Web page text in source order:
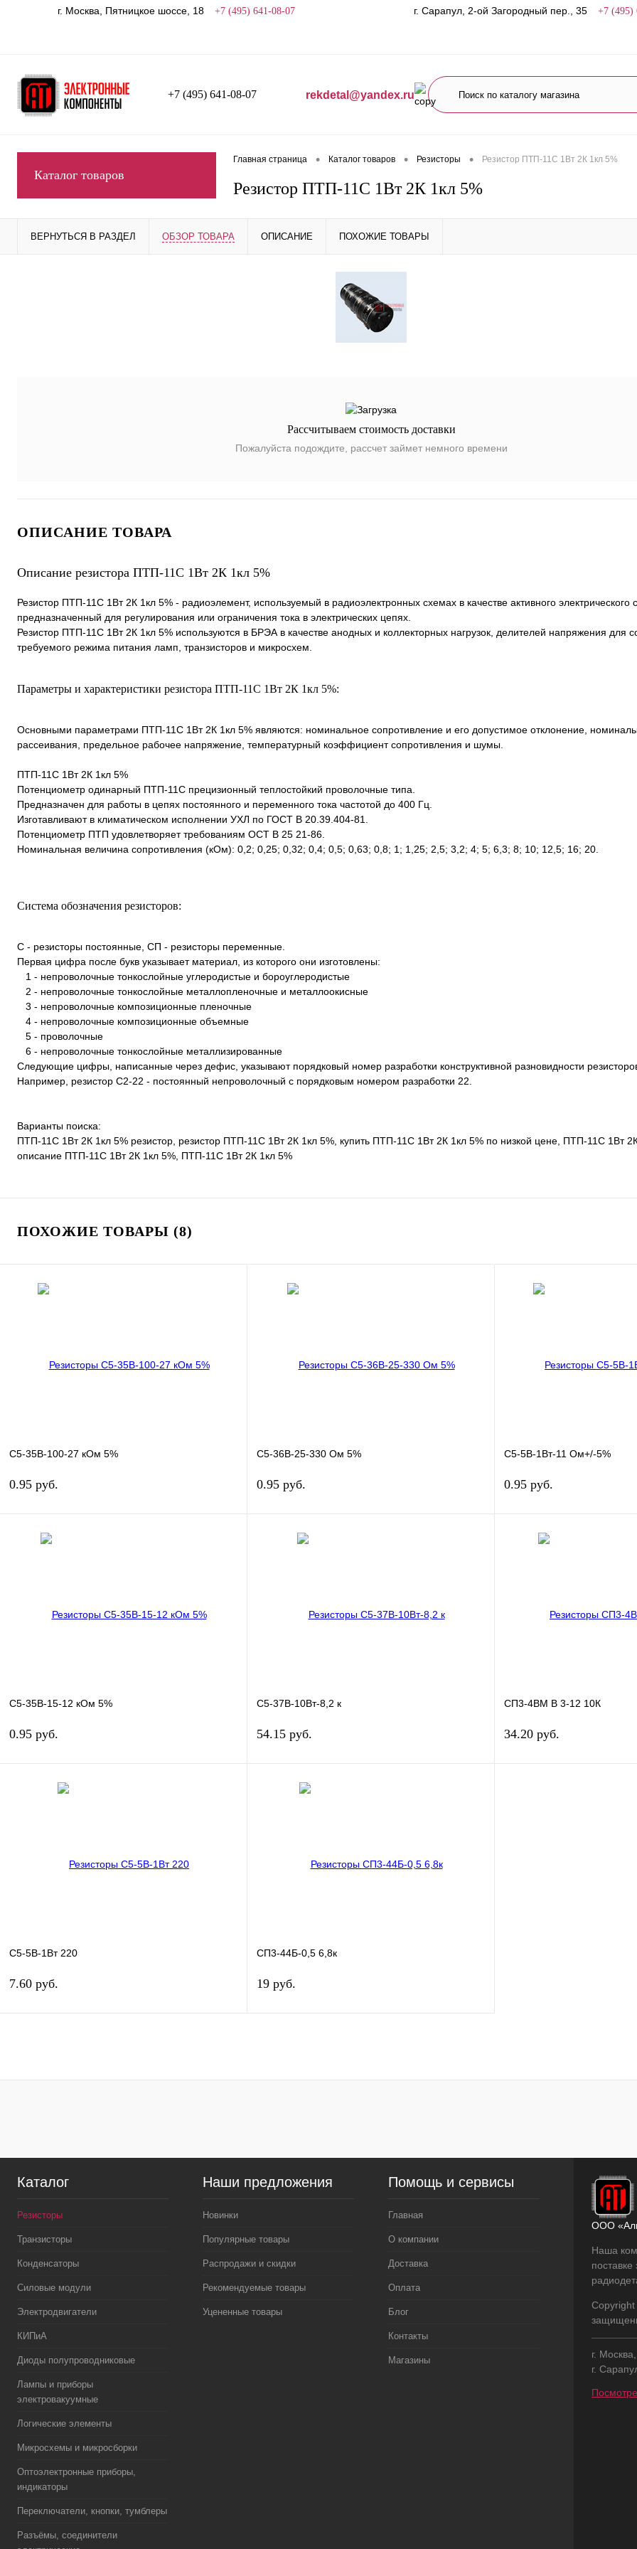
г. Москва, Пятницкое шоссе, 18 +7 (495) 641-08-07 г. Сарапул, 2-ой Загородный пер., 35 +7 (495)
+7 (495) 641-08-07 rekdetal@yandex.ru
Каталог товаров
Главная страница • Каталог товаров • Резисторы • Резистор ПТП-11С 1Вт 2К 1кл 5%
Резистор ПТП-11С 1Вт 2К 1кл 5%
ВЕРНУТЬСЯ В РАЗДЕЛ ОБЗОР ТОВАРА ОПИСАНИЕ ПОХОЖИЕ ТОВАРЫ
Рассчитываем стоимость доставки
Пожалуйста подождите, рассчет займет немного времени
ОПИСАНИЕ ТОВАРА
Описание резистора ПТП-11С 1Вт 2К 1кл 5%
Резистор ПТП-11С 1Вт 2К 1кл 5% - радиоэлемент, используемый в радиоэлектронных схемах в качестве активного электрического
предназначенный для регулирования или ограничения тока в электрических цепях.
Резистор ПТП-11С 1Вт 2К 1кл 5% используются в БРЭА в качестве анодных и коллекторных нагрузок, делителей напряжения для
требуемого режима питания ламп, транзисторов и микросхем.
Параметры и характеристики резистора ПТП-11С 1Вт 2К 1кл 5%:
Основными параметрами ПТП-11С 1Вт 2К 1кл 5% являются: номинальное сопротивление и его допустимое отклонение,
рассеивания, предельное рабочее напряжение, температурный коэффициент сопротивления и шумы.
ПТП-11С 1Вт 2К 1кл 5%
Потенциометр одинарный ПТП-11С прецизионный теплостойкий проволочные типа.
Предназначен для работы в цепях постоянного и переменного тока частотой до 400 Гц.
Изготавливают в климатическом исполнении УХЛ по ГОСТ В 20.39.404-81.
Потенциометр ПТП удовлетворяет требованиям ОСТ В 25 21-86.
Номинальная величина сопротивления (кОм): 0,2; 0,25; 0,32; 0,4; 0,5; 0,63; 0,8; 1; 1,25; 2,5; 3,2; 4; 5; 6,3; 8; 10; 12,5; 16; 20.
Система обозначения резисторов:
С - резисторы постоянные, СП - резисторы переменные.
Первая цифра после букв указывает материал, из которого они изготовлены:
1 - непроволочные тонкослойные углеродистые и бороуглеродистые
2 - непроволочные тонкослойные металлопленочные и металлоокисные
3 - непроволочные композиционные пленочные
4 - непроволочные композиционные объемные
5 - проволочные
6 - непроволочные тонкослойные металлизированные
Следующие цифры, написанные через дефис, указывают порядковый номер разработки конструктивной разновидности
Например, резистор С2-22 - постоянный непроволочный с порядковым номером разработки 22.
Варианты поиска:
ПТП-11С 1Вт 2К 1кл 5% резистор, резистор ПТП-11С 1Вт 2К 1кл 5%, купить ПТП-11С 1Вт 2К 1кл 5% по низкой цене, ПТП-11С 1Вт
описание ПТП-11С 1Вт 2К 1кл 5%, ПТП-11С 1Вт 2К 1кл 5%
ПОХОЖИЕ ТОВАРЫ (8)
С5-35В-100-27 кОм 5%
0.95 руб.
наличии
С5-36В-25-330 Ом 5%
0.95 руб.
наличии
С5-5В-1Вт-11 Ом+/-5%
0.95 руб.
С5-35В-15-12 кОм 5%
0.95 руб.
наличии
С5-37В-10Вт-8,2 к
54.15 руб.
наличии
СП3-4ВМ В 3-12 10К
34.20 руб.
С5-5В-1Вт 220
7.60 руб.
Купить в 1 клик Сравнение
СП3-44Б-0,5 6,8к
19 руб.
Купить в 1 клик Сравнение
Каталог
Резисторы
Транзисторы
Конденсаторы
Силовые модули
Электродвигатели
КИПиА
Диоды полупроводниковые
Лампы и приборы
электровакуумные
Логические элементы
Микросхемы и микросборки
Оптоэлектронные приборы,
индикаторы
Переключатели, кнопки, тумблеры
Разъёмы, соединители
Наши предложения
Новинки
Популярные товары
Распродажи и скидки
Рекомендуемые товары
Уцененные товары
Помощь и сервисы
Главная
О компании
Доставка
Оплата
Блог
Контакты
Магазины
ООО
Наша
г.
г.